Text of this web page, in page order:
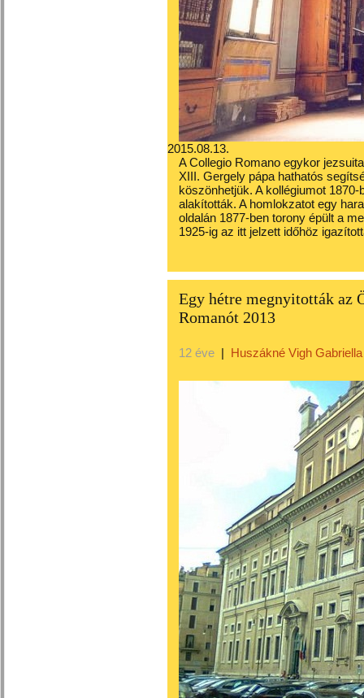
2015.08.13.
A Collegio Romano egykor
XIII. Gergely pápa hathatós
köszönhetjük. A kollégiumot
alakították. A homlokzatot egy
oldalán 1877-ben torony épült a
1925-ig az itt jelzett időhöz
Egy hétre megnyitották az
Romanót 2013
12 éve | Huszákné Vigh Gabriella